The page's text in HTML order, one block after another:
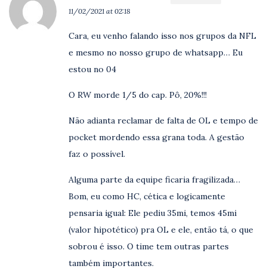
11/02/2021 at 02:18
Cara, eu venho falando isso nos grupos da NFL
e mesmo no nosso grupo de whatsapp… Eu
estou no 04
O RW morde 1/5 do cap. Pô, 20%!!!
Não adianta reclamar de falta de OL e tempo de
pocket mordendo essa grana toda. A gestão
faz o possível.
Alguma parte da equipe ficaria fragilizada…
Bom, eu como HC, cética e logicamente
pensaria igual: Ele pediu 35mi, temos 45mi
(valor hipotético) pra OL e ele, então tá, o que
sobrou é isso. O time tem outras partes
também importantes.